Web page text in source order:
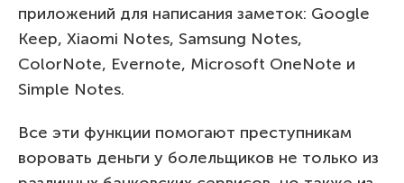
приложений для написания заметок: Google
Keep, Xiaomi Notes, Samsung Notes,
ColorNote, Evernote, Microsoft OneNote и
Simple Notes.
Все эти функции помогают преступникам
воровать деньги у болельщиков не только из